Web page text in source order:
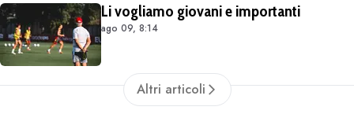
Li vogliamo giovani e importanti
ago 09, 8:14
Altri articoli